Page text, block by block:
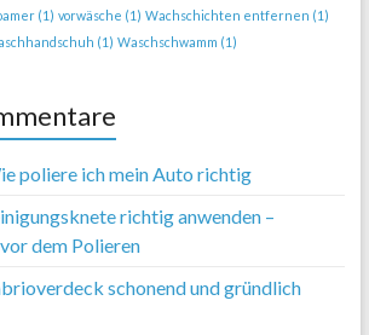
(1) vorwäsche (1) Wachschichten entfernen (1)
(1) Waschschwamm (1)
poliere ich mein Auto richtig
richtig anwenden –
dem Polieren
schonend und gründlich